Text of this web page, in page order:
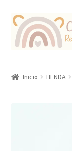
Ir
la
Ir
contenido
Inicio TIENDA